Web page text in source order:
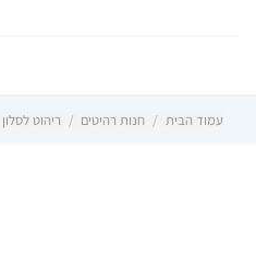
עמוד הבית / חנות רהיטים / ריהוט לסלון